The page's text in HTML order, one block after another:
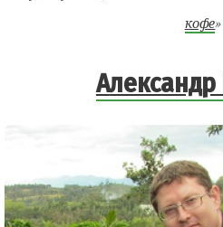
кофе»